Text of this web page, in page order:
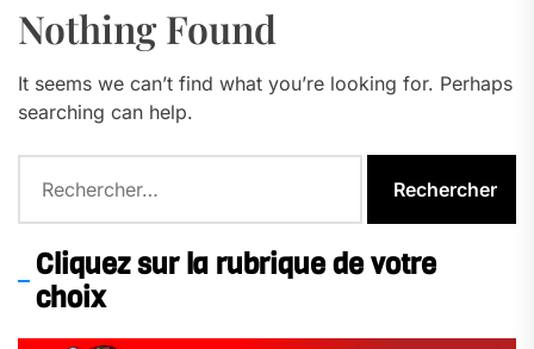
Nothing Found
It seems we can’t find what you’re looking for. Perhaps
searching can help.
Cliquez sur la rubrique de votre
choix